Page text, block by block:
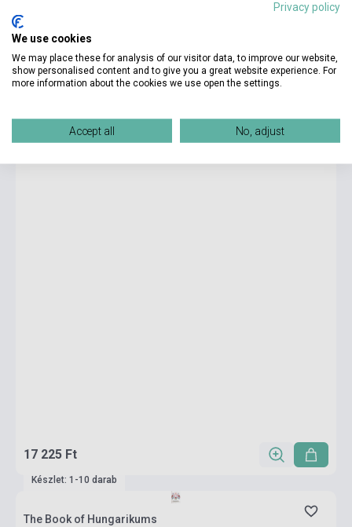
3 990 Ft
Boltunkban pillanatnyilag nem kapható, várható beszerzési idő
négy-hat hét
Book without Answers with Online Practice and Workbook
without Answers with Audio Download - For the Revised
17 225 Ft
Készlet: 1-10 darab
The Book of Hungarikums
Privacy policy
We use cookies
We may place these for analysis of our visitor data, to improve our website,
show personalised content and to give you a great website experience. For
more information about the cookies we use open the settings.
Accept all No, adjust